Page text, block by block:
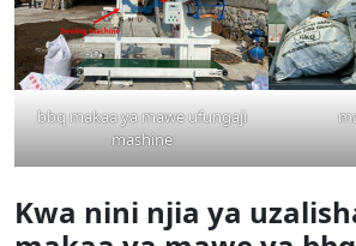
bbq makaa ya mawe ufungaji
mashine
Kwa nini njia ya